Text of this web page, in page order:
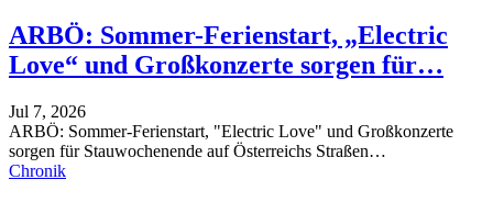
ARBÖ: Sommer-Ferienstart, „Electric
Love“ und Großkonzerte sorgen für…
Jul 7, 2026
ARBÖ: Sommer-Ferienstart, "Electric Love" und Großkonzerte
sorgen für Stauwochenende auf Österreichs Straßen…
Chronik